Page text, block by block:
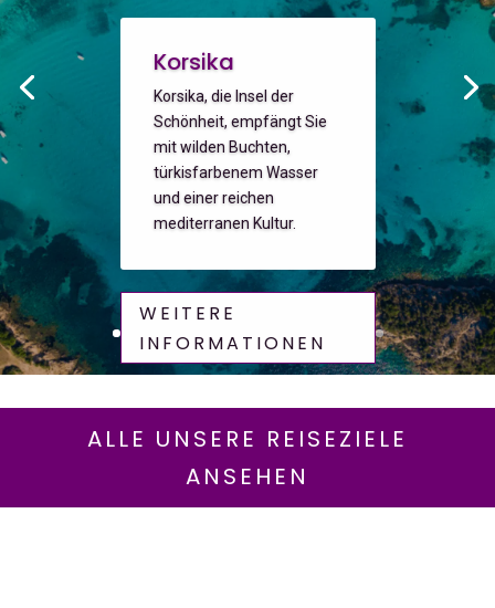
Korsika
Korsika, die Insel der
Schönheit, empfängt Sie
mit wilden Buchten,
türkisfarbenem Wasser
und einer reichen
mediterranen Kultur.
WEITERE
INFORMATIONEN
ALLE UNSERE REISEZIELE
ANSEHEN